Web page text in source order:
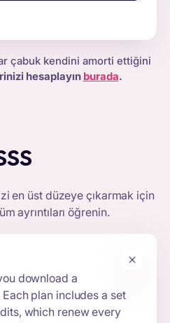
çabuk kendini amorti ettiğini
hesaplayın burada.
en üst düzeye çıkarmak için
ayrıntıları öğrenin.
download a
plan includes a set
which renew every